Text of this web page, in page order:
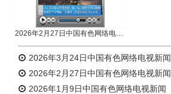
2026年2月27日中国有色网络电视新闻
2026年3月24日中国有色网络电视新闻
2026年2月27日中国有色网络电视新闻
2026年1月9日中国有色网络电视新闻